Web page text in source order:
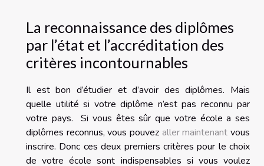
La reconnaissance des diplômes
par l’état et l’accréditation des
critères incontournables
Il est bon d’étudier et d’avoir des diplômes. Mais
quelle utilité si votre diplôme n’est pas reconnu par
votre pays. Si vous êtes sûr que votre école a ses
diplômes reconnus, vous pouvez aller maintenant vous
inscrire. Donc ces deux premiers critères pour le choix
de votre école sont indispensables si vous voulez